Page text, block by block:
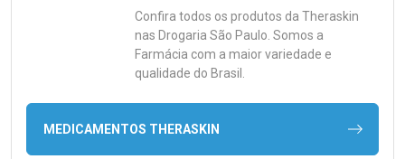
Confira todos os produtos da Theraskin
nas Drogaria São Paulo. Somos a
Farmácia com a maior variedade e
qualidade do Brasil.
MEDICAMENTOS THERASKIN